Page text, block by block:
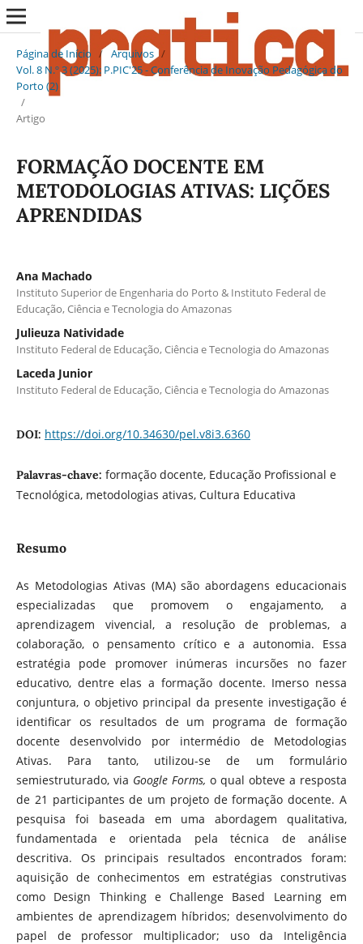
Página de Início / Arquivos /
Vol. 8 N.º 3 (2025): P.PIC'25 - Conferência de Inovação Pedagógica do
Porto (2)
/
Artigo
FORMAÇÃO DOCENTE EM
METODOLOGIAS ATIVAS: LIÇÕES
APRENDIDAS
Ana Machado
Instituto Superior de Engenharia do Porto & Instituto Federal de
Educação, Ciência e Tecnologia do Amazonas
Julieuza Natividade
Instituto Federal de Educação, Ciência e Tecnologia do Amazonas
Laceda Junior
Instituto Federal de Educação, Ciência e Tecnologia do Amazonas
DOI: https://doi.org/10.34630/pel.v8i3.6360
Palavras-chave: formação docente, Educação Profissional e
Tecnológica, metodologias ativas, Cultura Educativa
Resumo
As Metodologias Ativas (MA) são abordagens educacionais
especializadas que promovem o engajamento, a
aprendizagem vivencial, a resolução de problemas, a
colaboração, o pensamento crítico e a autonomia. Essa
estratégia pode promover inúmeras incursões no fazer
educativo, dentre elas a formação docente. Imerso nessa
conjuntura, o objetivo principal da presente investigação é
identificar os resultados de um programa de formação
docente desenvolvido por intermédio de Metodologias
Ativas. Para tanto, utilizou-se de um formulário
semiestruturado, via Google Forms, o qual obteve a resposta
de 21 participantes de um projeto de formação docente. A
pesquisa foi baseada em uma abordagem qualitativa,
fundamentada e orientada pela técnica de análise
descritiva. Os principais resultados encontrados foram:
aquisição de conhecimentos em estratégias construtivas
como Design Thinking e Challenge Based Learning em
ambientes de aprendizagem híbridos; desenvolvimento do
papel de professor multiplicador; uso da Inteligência